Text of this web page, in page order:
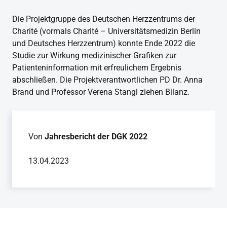
Die Projektgruppe des Deutschen Herzzentrums der
Charité (vormals Charité – Universitätsmedizin Berlin
und Deutsches Herzzentrum) konnte Ende 2022 die
Studie zur Wirkung medizinischer Grafiken zur
Patienteninformation mit erfreulichem Ergebnis
abschließen. Die Projektverantwortlichen PD Dr. Anna
Brand und Professor Verena Stangl ziehen Bilanz.
Von Jahresbericht der DGK 2022
13.04.2023